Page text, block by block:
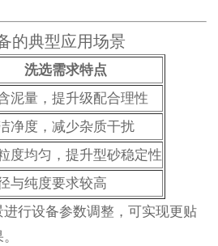
的典型应用场景
洗选需求特点
泥量，提升级配合理性
净度，减少杂质干扰
度均匀，提升型砂稳定性
与纯度要求较高
行设备参数调整，可实现更贴